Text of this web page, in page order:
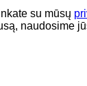
su mūsų
naudosime